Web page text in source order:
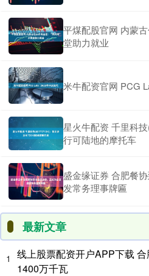
平煤配股官网 内蒙
堂助力就业
米牛配资官网 PCG
星火牛配资 千里科
行可陆地的摩托车
盛金缘证券 合肥餐
发常务理事牌匾
最新文章
1
线上股票配资开户APP下载
1400万千瓦